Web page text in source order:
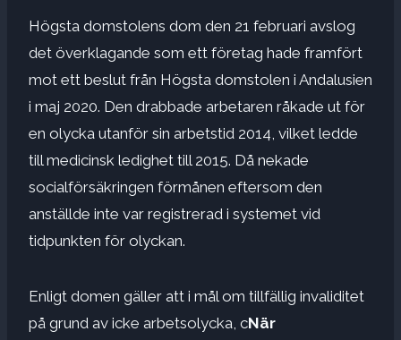
Högsta domstolens dom den 21 februari avslog
det överklagande som ett företag hade framfört
mot ett beslut från Högsta domstolen i Andalusien
i maj 2020. Den drabbade arbetaren råkade ut för
en olycka utanför sin arbetstid 2014, vilket ledde
till medicinsk ledighet till 2015. Då nekade
socialförsäkringen förmånen eftersom den
anställde inte var registrerad i systemet vid
tidpunkten för olyckan.
Enligt domen gäller att i mål om tillfällig invaliditet
på grund av icke arbetsolycka, cNär